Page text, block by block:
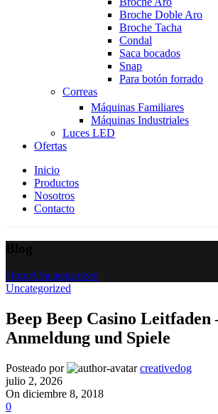
Broche Doble Aro
Broche Tacha
Condal
Saca bocados
Snap
Para botón forrado
Correas
Máquinas Familiares
Máquinas Industriales
Luces LED
Ofertas
Inicio
Productos
Nosotros
Contacto
HomeUncategorized
Uncategorized
Beep Beep Casino Leitfaden
Anmeldung und Spiele
Posteado por
creativedog
julio 2, 2026
On diciembre 8, 2018
0